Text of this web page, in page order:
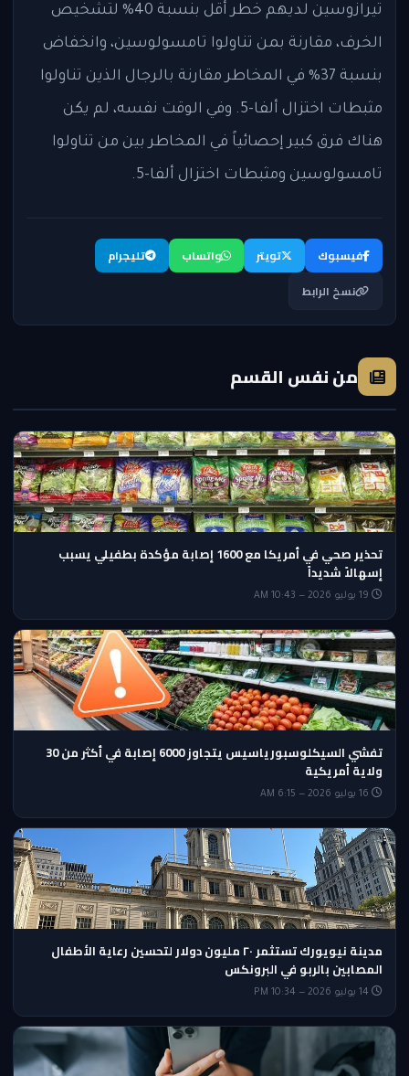
تيرازوسين لديهم خطر أقل بنسبة 40% لتشخيص
الخرف، مقارنة بمن تناولوا تامسولوسين، وانخفاض
بنسبة 37% في المخاطر مقارنة بالرجال الذين تناولوا
مثبطات اختزال ألفا-5. وفي الوقت نفسه، لم يكن
هناك فرق كبير إحصائياً في المخاطر بين من تناولوا
تامسولوسين ومثبطات اختزال ألفا-5.
فيسبوك تويتر واتساب
تليجرام
نسخ الرابط
من نفس القسم
تحذير صحي في أمريكا مع 1600 إصابة مؤكدة بطفيلي يسبب
إسهالاً شديداً
تفشي السيكلوسبورياسيس يتجاوز 6000 إصابة في أكثر من 30
ولاية أمريكية
مدينة نيويورك تستثمر ٢٠ مليون دولار لتحسين رعاية الأطفال
المصابين بالربو في البرونكس